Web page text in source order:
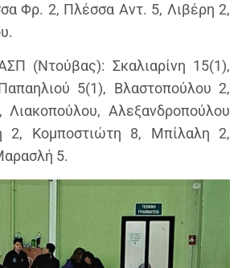
Φρ. 2, Πλέσσα Αντ. 5, Λιβέρη 2,
(Nτούβας): Σκαλιαρίνη 15(1),
5(1), Βλαστοπούλου 2,
Λιακοπούλου, Αλεξανδροπούλου
2, Κομποστιώτη 8, Μπίλαλη 2,
5.